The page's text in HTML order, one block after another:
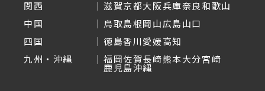
関西
滋賀京都大阪兵庫奈良和歌山
中国
鳥取島根岡山広島山口
四国
徳島香川愛媛高知
九州・沖縄
福岡佐賀長崎熊本大分宮崎
鹿児島沖縄